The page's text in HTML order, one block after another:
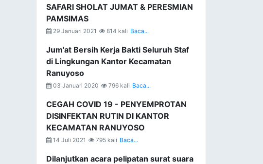
SAFARI SHOLAT JUMAT & PERESMIAN
PAMSIMAS
29 Januari 2021 814 kali Baca...
Jum'at Bersih Kerja Bakti Seluruh Staf
di Lingkungan Kantor Kecamatan
Ranuyoso
03 Januari 2020 796 kali Baca...
CEGAH COVID 19 - PENYEMPROTAN
DISINFEKTAN RUTIN DI KANTOR
KECAMATAN RANUYOSO
14 Juli 2021 795 kali Baca...
Dilanjutkan acara pelipatan surat suara